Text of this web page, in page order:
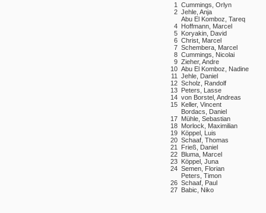
1
Cummings, Orlyn
2 Jehle, Anja
Abu El Komboz, Tareq
4 Hoffmann, Marcel
5 Koryakin, David
6 Christ, Marcel
7 Schembera, Marcel
8 Cummings, Nicolai
9 Zieher, Andre
10 Abu El Komboz, Nadine
11
Jehle, Daniel
12 Scholz, Randolf
13 Peters, Lasse
14 von Borstel, Andreas
15 Keller, Vincent
Bordacs, Daniel
17 Mühle, Sebastian
18 Morlock, Maximilian
19 Köppel, Luis
20 Schaaf, Thomas
21
Frieß, Daniel
22 Bluma, Marcel
23 Köppel, Juna
24 Semen, Florian
Peters, Timon
26 Schaaf, Paul
27 Babic, Niko